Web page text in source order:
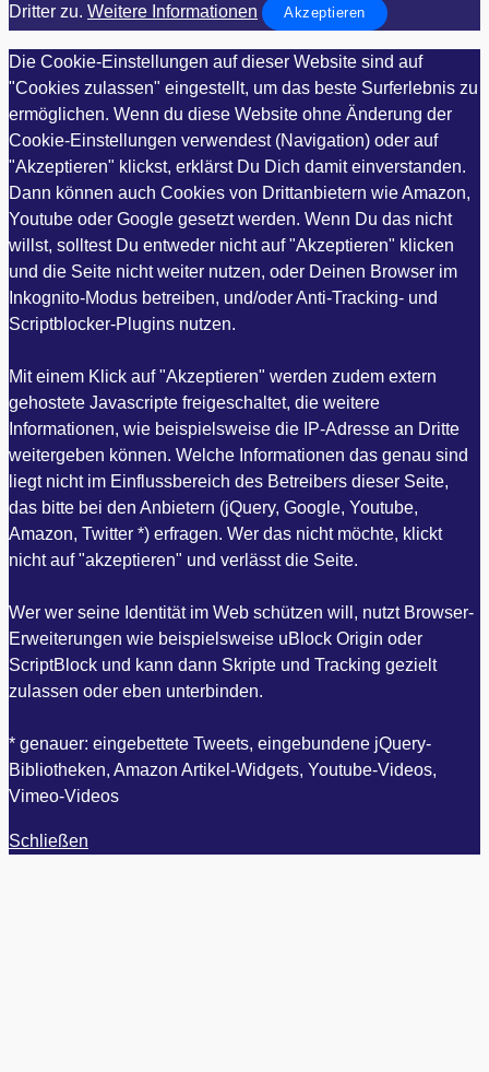
Dritter zu. Weitere Informationen Akzeptieren
Die Cookie-Einstellungen auf dieser Website sind auf
"Cookies zulassen" eingestellt, um das beste Surferlebnis zu
ermöglichen. Wenn du diese Website ohne Änderung der
Cookie-Einstellungen verwendest (Navigation) oder auf
"Akzeptieren" klickst, erklärst Du Dich damit einverstanden.
Dann können auch Cookies von Drittanbietern wie Amazon,
Youtube oder Google gesetzt werden. Wenn Du das nicht
willst, solltest Du entweder nicht auf "Akzeptieren" klicken
und die Seite nicht weiter nutzen, oder Deinen Browser im
Inkognito-Modus betreiben, und/oder Anti-Tracking- und
Scriptblocker-Plugins nutzen.
Mit einem Klick auf "Akzeptieren" werden zudem extern
gehostete Javascripte freigeschaltet, die weitere
Informationen, wie beispielsweise die IP-Adresse an Dritte
weitergeben können. Welche Informationen das genau sind
liegt nicht im Einflussbereich des Betreibers dieser Seite,
das bitte bei den Anbietern (jQuery, Google, Youtube,
Amazon, Twitter *) erfragen. Wer das nicht möchte, klickt
nicht auf "akzeptieren" und verlässt die Seite.
Wer wer seine Identität im Web schützen will, nutzt Browser-
Erweiterungen wie beispielsweise uBlock Origin oder
ScriptBlock und kann dann Skripte und Tracking gezielt
zulassen oder eben unterbinden.
* genauer: eingebettete Tweets, eingebundene jQuery-
Bibliotheken, Amazon Artikel-Widgets, Youtube-Videos,
Vimeo-Videos
Schließen